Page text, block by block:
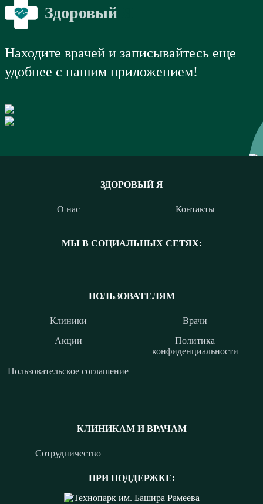
Здоровый
Находите врачей и записывайтесь еще
удобнее с нашим приложением!
ЗДОРОВЫЙ Я
О нас Контакты
МЫ В СОЦИАЛЬНЫХ СЕТЯХ:
КЛИНИКАМ И ВРАЧАМ
Сотрудничество
ПРИ ПОДДЕРЖКЕ:
ПОЛЬЗОВАТЕЛЯМ
Клиники
Врачи
Акции
Политика
конфиденциальности
Пользовательское соглашение